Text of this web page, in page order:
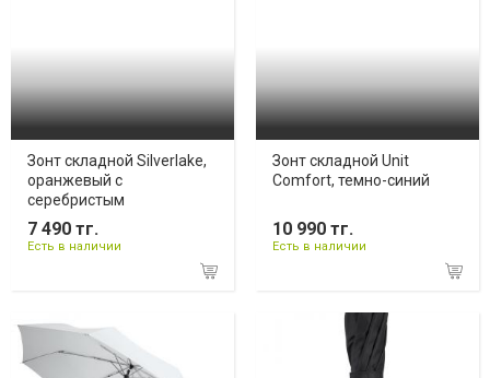
Зонт складной Silverlake,
оранжевый с
серебристым
7 490 тг.
Есть в наличии
Зонт складной Unit
Comfort, темно-синий
10 990 тг.
Есть в наличии